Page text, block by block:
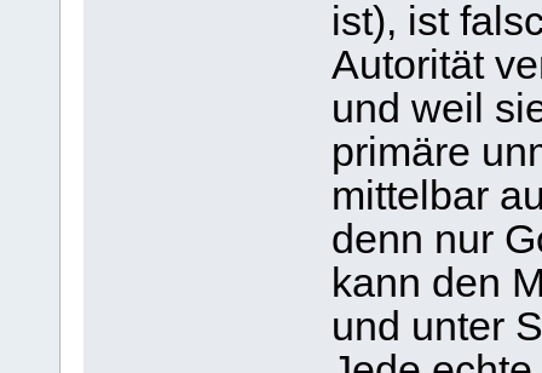
ist), ist
Autorität
und weil
primäre
mittelbar
denn nur
kann den
und unter